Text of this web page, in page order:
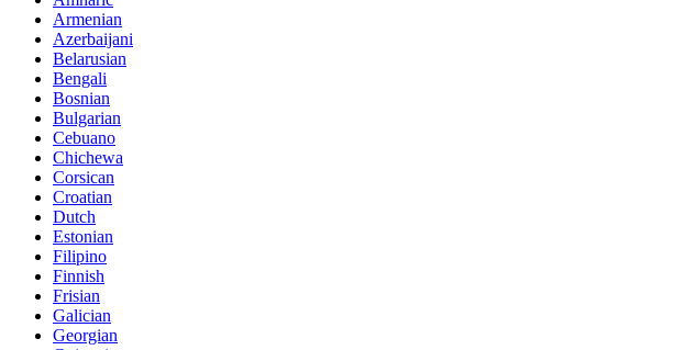
Armenian
Azerbaijani
Belarusian
Bengali
Bosnian
Bulgarian
Cebuano
Chichewa
Corsican
Croatian
Dutch
Estonian
Filipino
Finnish
Frisian
Galician
Georgian